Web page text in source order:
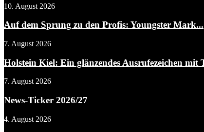
10. August 2026
Auf dem Sprung zu den Profis: Youngster Mark...
7. August 2026
Holstein Kiel: Ein glänzendes Ausrufezeichen mit
7. August 2026
News-Ticker 2026/27
4. August 2026